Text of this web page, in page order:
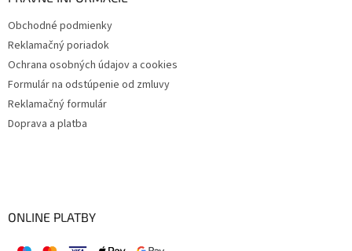
Obchodné podmienky
Reklamačný poriadok
Ochrana osobných údajov a cookies
Formulár na odstúpenie od zmluvy
Reklamačný formulár
Doprava a platba
ONLINE PLATBY